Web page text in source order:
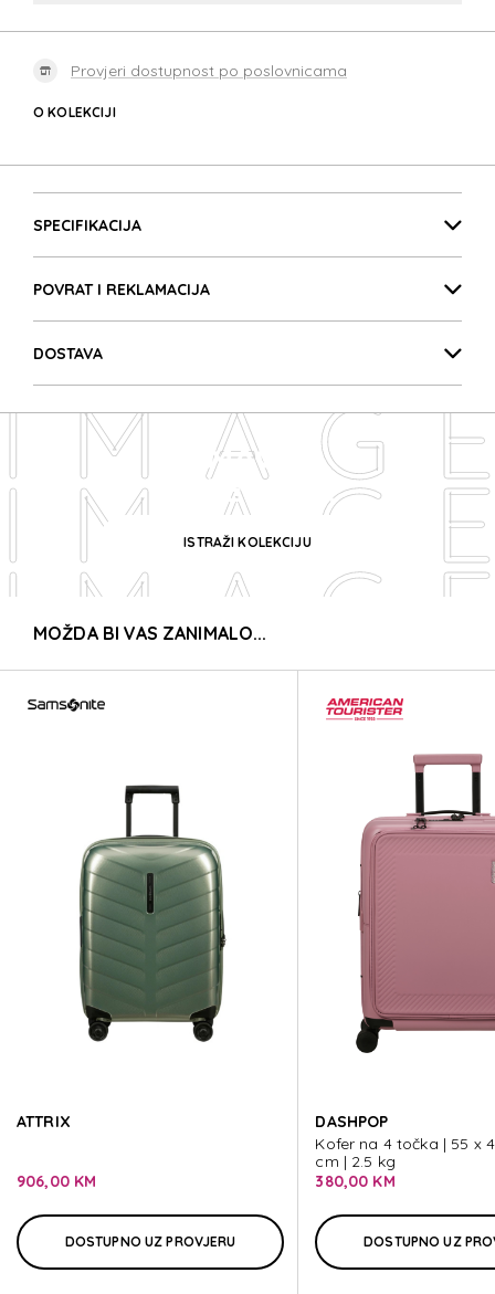
Provjeri dostupnost po poslovnicama
O KOLEKCIJI
SPECIFIKACIJA
POVRAT I REKLAMACIJA
DOSTAVA
IMAGE
IMAGE
IMAGE
IMAGE
IMAGE
IMAGE
IMAGE
IMAGE
IMAGE
IMAGE
IMAGE
IMAGE
IMAGE
IMAGE
KOLEKCIJA
ISTRAŽI KOLEKCIJU
MOŽDA BI VAS ZANIMALO...
ATTRIX
906,00 KM
DOSTUPNO UZ PROVJERU
DASHPOP
Kofer na 4 točka | 55 x
cm | 2.5 kg
380,00 KM
DOSTUPNO UZ